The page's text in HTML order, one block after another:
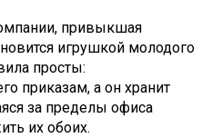
привыкшая
игрушкой молодого
просты:
приказам, а он хранит
за пределы офиса
их обоих.